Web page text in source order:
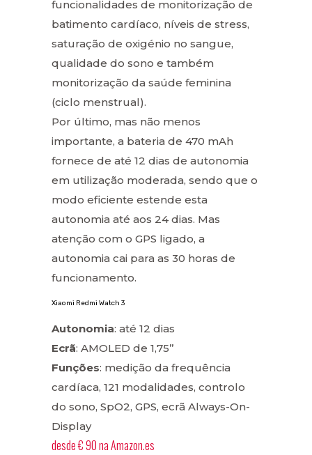
funcionalidades de monitorização de
batimento cardíaco, níveis de stress,
saturação de oxigénio no sangue,
qualidade do sono e também
monitorização da saúde feminina
(ciclo menstrual).
Por último, mas não menos
importante, a bateria de 470 mAh
fornece de até 12 dias de autonomia
em utilização moderada, sendo que o
modo eficiente estende esta
autonomia até aos 24 dias. Mas
atenção com o GPS ligado, a
autonomia cai para as 30 horas de
funcionamento.
Xiaomi Redmi Watch 3
Autonomia: até 12 dias
Ecrã: AMOLED de 1,75”
Funções: medição da frequência
cardíaca, 121 modalidades, controlo
do sono, SpO2, GPS, ecrã Always-On-
Display
desde€ 90naAmazon.es